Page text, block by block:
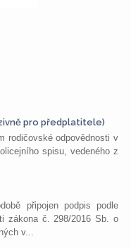
pro předplatitele)
rodičovské odpovědnosti v
spisu, vedeného z
připojen podpis podle
zákona č. 298/2016 Sb. o
v...